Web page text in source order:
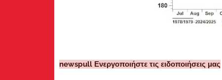
newspull Ενεργοποιήστε τις ειδοποιήσεις μας